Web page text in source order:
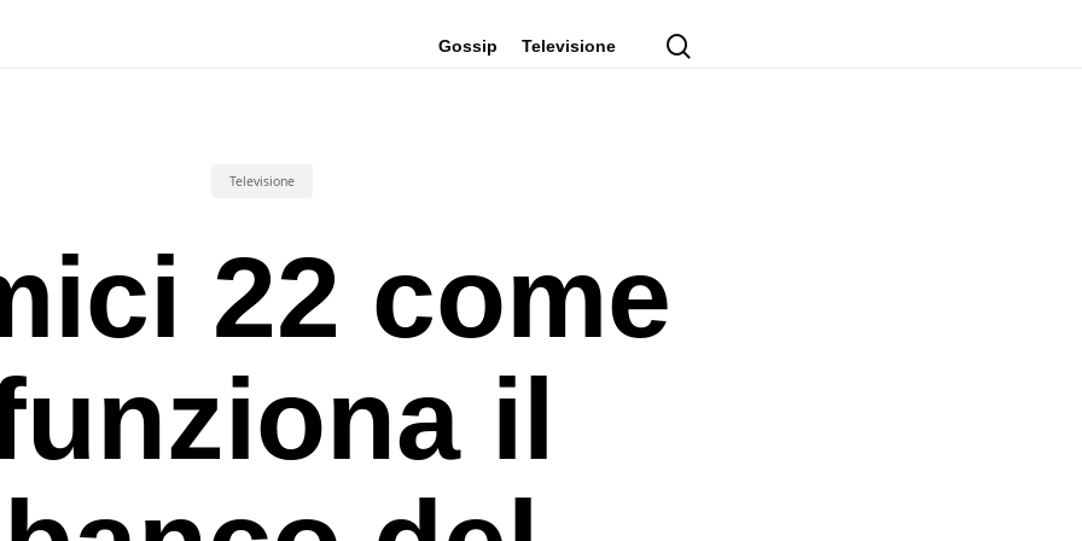
Gossip Televisione
Televisione
22 come
il